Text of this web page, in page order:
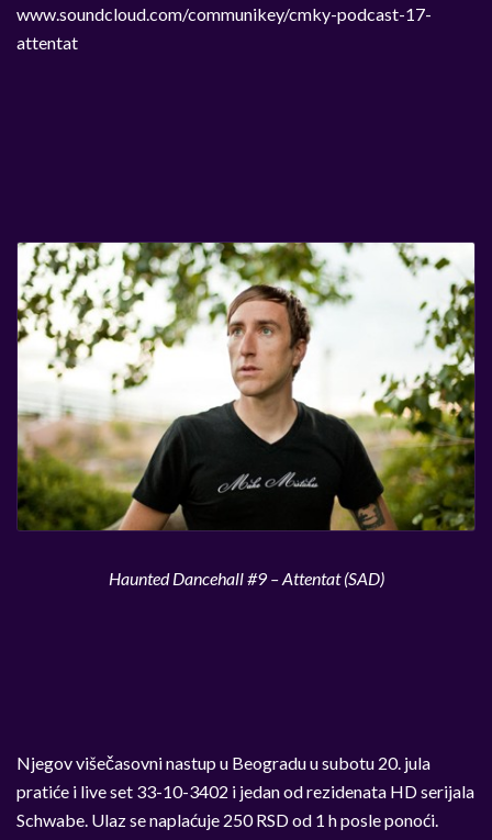
www.soundcloud.com/communikey/cmky-podcast-17-
attentat
Haunted Dancehall #9 – Attentat (SAD)
Njegov višečasovni nastup u Beogradu u subotu 20. jula
pratiće i live set 33-10-3402 i jedan od rezidenata HD serijala
Schwabe. Ulaz se naplaćuje 250 RSD od 1 h posle ponoći.